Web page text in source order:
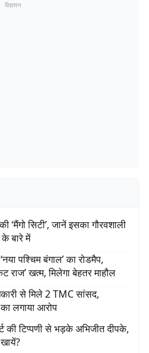
विज्ञापन
‘मैंगो सिटी’, जानें इसका गौरवशाली
बारे में
पश्चिम बंगाल’ का रोडमैप,
राज’ खत्म, मिलेगा बेहतर माहौल
से मिले 2 TMC सांसद,
लगाया आरोप
की टिप्पणी से भड़के अभिजीत दीपके,